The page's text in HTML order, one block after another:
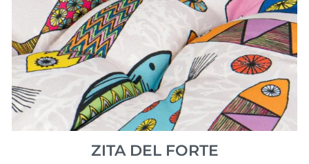
ZITA DEL FORTE